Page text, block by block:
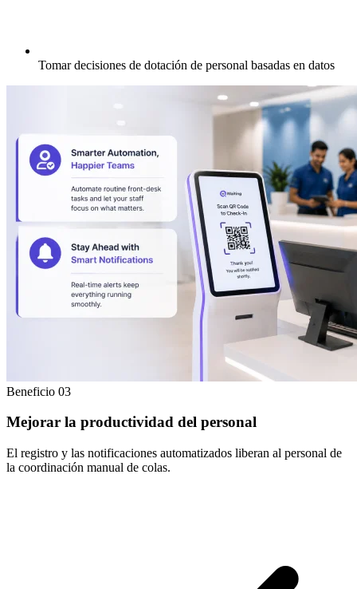
Tomar decisiones de dotación de personal basadas en datos
Beneficio 03
Mejorar la productividad del personal
El registro y las notificaciones automatizados liberan al personal de
la coordinación manual de colas.